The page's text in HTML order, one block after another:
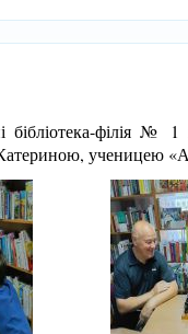
філія № 1
Катериною, ученицею